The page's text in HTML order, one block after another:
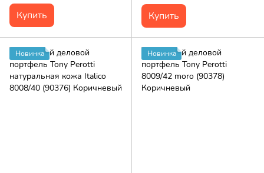
Купить Купить
Новинка Новинка